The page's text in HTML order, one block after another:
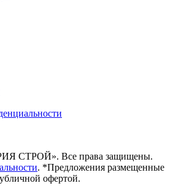
СТРОЙ». Все права защищены.
. *Предложения размещенные
офертой.